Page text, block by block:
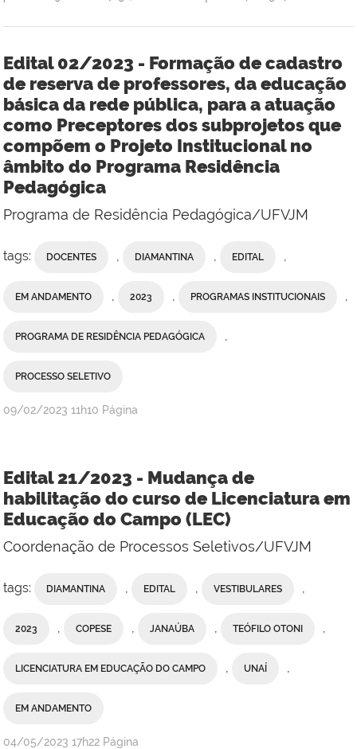
Edital 02/2023 - Formação de cadastro
de reserva de professores, da educação
básica da rede pública, para a atuação
como Preceptores dos subprojetos que
compõem o Projeto Institucional no
âmbito do Programa Residência
Pedagógica
Programa de Residência Pedagógica/UFVJM
tags: DOCENTES , DIAMANTINA , EDITAL ,
EM ANDAMENTO , 2023 , PROGRAMAS INSTITUCIONAIS ,
PROGRAMA DE RESIDÊNCIA PEDAGÓGICA ,
PROCESSO SELETIVO
publicado
09/02/2023 11h10 Página
Edital 21/2023 - Mudança de
habilitação do curso de Licenciatura em
Educação do Campo (LEC)
Coordenação de Processos Seletivos/UFVJM
tags: DIAMANTINA EDITAL VESTIBULARES
2023 COPESE JANAÚBA TEÓFILO OTONI
LICENCIATURA EM EDUCAÇÃO DO CAMPO UNAÍ
EM ANDAMENTO
publicado
04/05/2023 17h22 Página